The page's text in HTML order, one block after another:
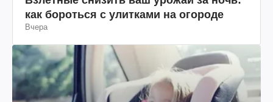
как бороться с улитками на огороде
Вчера